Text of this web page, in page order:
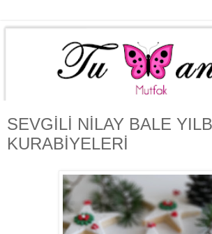
SEVGİLİ NİLAY BALE
KURABİYELERİ